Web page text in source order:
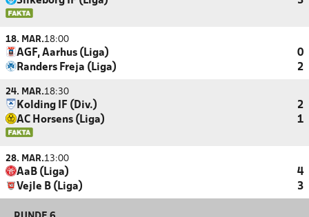
18. MAR.18:00
AGF, Aarhus (Liga)
0
Randers Freja (Liga)
2
24. MAR.18:30
Kolding IF (Div.)
2
AC Horsens (Liga)
1
28. MAR.13:00
AaB (Liga)
4
Vejle B (Liga)
3